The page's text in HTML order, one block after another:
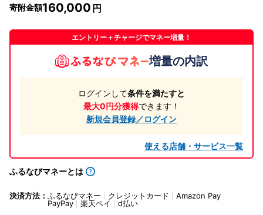
寄附金額160,000
エントリー＋チャージでマネー増量！
増量の内訳
ログインして条件を満たすと
最大0円分獲得できます！
新規会員登録／ログイン
使える店舗・サービス一覧
ふるなびマネーとは
決済方法： ふるなびマネー クレジットカード
Amazon Pay
PayPay
楽天ペイ d払い